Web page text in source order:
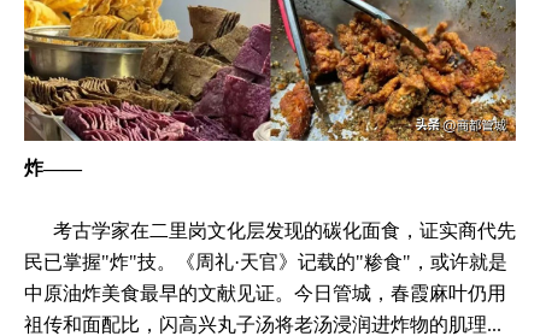
炸——
考古学家在二里岗文化层发现的碳化面食，证实商代先
民已掌握"炸"技。《周礼·天官》记载的"糁食"，或许就是
中原油炸美食最早的文献见证。今日管城，春霞麻叶仍用
祖传和面配比，闪高兴丸子汤将老汤浸润进炸物的肌理...